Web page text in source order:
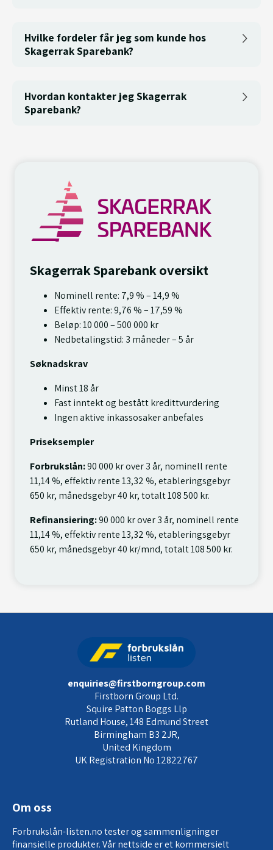
Skagerrak Sparebank oversikt
Nominell rente: 7,9 % – 14,9 %
Effektiv rente: 9,76 % – 17,59 %
Beløp: 10 000 – 500 000 kr
Nedbetalingstid: 3 måneder – 5 år
Søknadskrav
Minst 18 år
Fast inntekt og bestått kredittvurdering
Ingen aktive inkassosaker anbefales
Priseksempler
Forbrukslån:90 000 kr over 3 år, nominell rente
11,14 %, effektiv rente 13,32 %, etableringsgebyr
650 kr, månedsgebyr 40 kr, totalt 108 500 kr.
Refinansiering:90 000 kr over 3 år, nominell rente
11,14 %, effektiv rente 13,32 %, etableringsgebyr
650 kr, månedsgebyr 40 kr/mnd, totalt 108 500 kr.
Hvilke fordeler får jeg som kunde hos
Skagerrak Sparebank?
Hvordan kontakter jeg Skagerrak
Sparebank?
enquiries@firstborngroup.com
Firstborn Group Ltd.
Squire Patton Boggs Llp
Rutland House, 148 Edmund Street
Birmingham B3 2JR,
United Kingdom
UK Registration No 12822767
Om oss
Forbrukslån-listen.no tester og sammenligninger
finansielle produkter. Vår nettside er et kommersielt